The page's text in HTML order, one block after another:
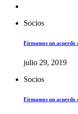
Socios
Firmamos un
julio 29, 2019
Socios
Firmamos un acuerdo